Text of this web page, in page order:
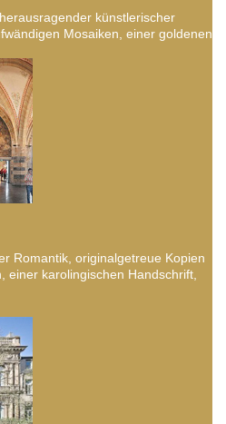
künstlerischer
Mosaiken, einer goldenen
Romantik, originalgetreue Kopien
einer karolingischen Handschrift,